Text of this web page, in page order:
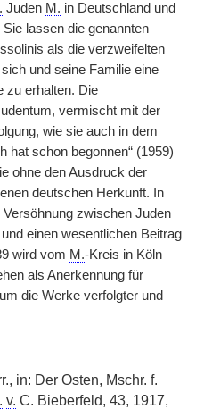
Juden M. in Deutschland und
lassen die genannten
als die verzweifelten
und seine Familie eine
zu erhalten. Die
vermischt mit der
wie sie auch in dem
hat schon begonnen“ (1959)
ohne den Ausdruck der
deutschen Herkunft. In
Versöhnung zwischen Juden
einen wesentlichen Beitrag
wird vom M.-Kreis in Köln
als Anerkennung für
die Werke verfolgter und
, in: Der Osten, Mschr. f.
v. C. Bieberfeld, 43, 1917,